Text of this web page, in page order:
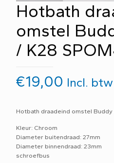
Hotbath
omstel
/ K28
€19,00 Incl. btw
Hotbath draadeind omstel
Kleur: Chroom
Diameter buitendraad: 27mm
Diameter binnendraad: 23mm
schroefbus